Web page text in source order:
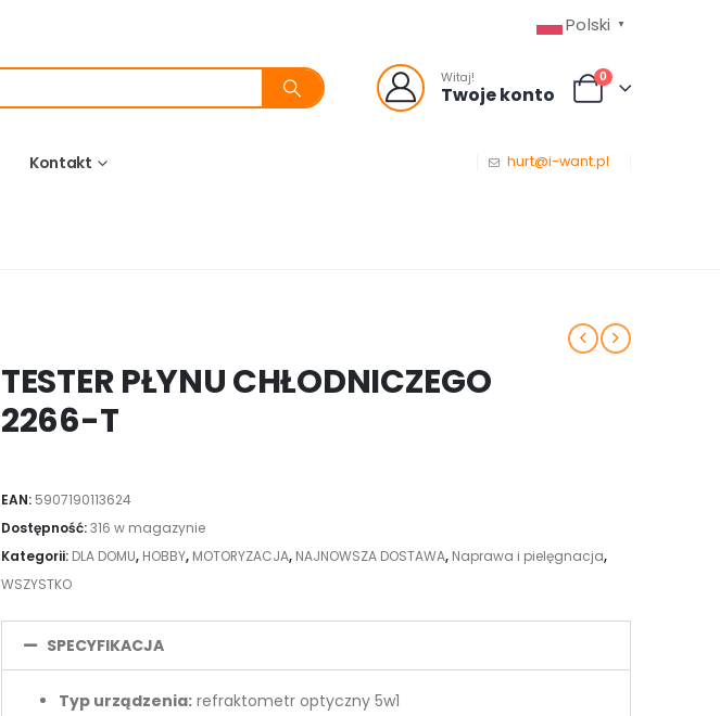
Polski ▼
Witaj!
Twoje konto
0
Kontakt hurt@i-want.pl
TESTER PŁYNU CHŁODNICZEGO
2266-T
EAN: 5907190113624
Dostępność:316 w magazynie
Kategorii: DLA DOMU, HOBBY, MOTORYZACJA, NAJNOWSZA DOSTAWA, Naprawa i pielęgnacja,
WSZYSTKO
SPECYFIKACJA
Typ urządzenia: refraktometr optyczny 5w1